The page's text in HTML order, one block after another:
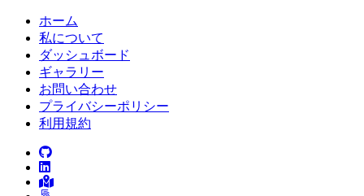
ホーム
私について
ダッシュボード
ギャラリー
お問い合わせ
プライバシーポリシー
利用規約